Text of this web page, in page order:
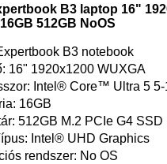
B3 laptop 16"
512GB NoOS
B3 notebook
16" 1920x1200 WUXGA
Intel® Core™ Ultra 5 5-
16GB
512GB M.2 PCIe G4 SSD
Intel® UHD Graphics
rendszer: No OS